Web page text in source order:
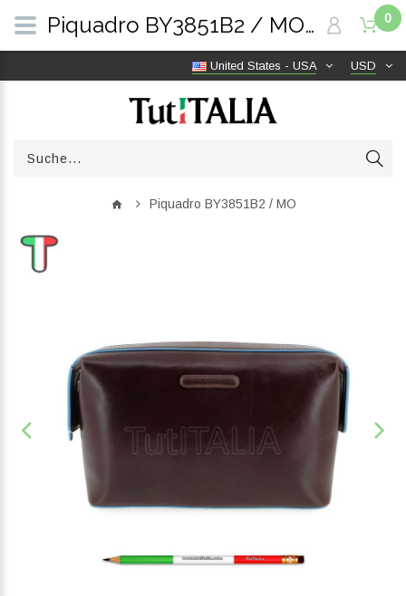
USD
United States - USA
0
Piquadro BY3851B2 / MO
Piquadro BY3851B2 / MO | TutITALIA